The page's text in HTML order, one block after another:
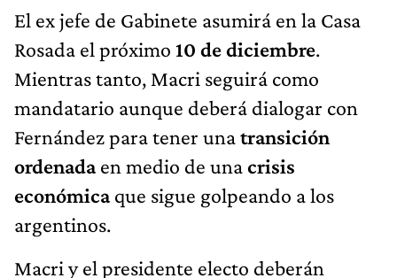
El ex jefe de Gabinete asumirá en la Casa
Rosada el próximo 10 de diciembre.
Mientras tanto, Macri seguirá como
mandatario aunque deberá dialogar con
Fernández para tener unatransición
ordenadaen medio de unacrisis
económicaque sigue golpeando a los
argentinos.
Macri y el presidente electo deberán